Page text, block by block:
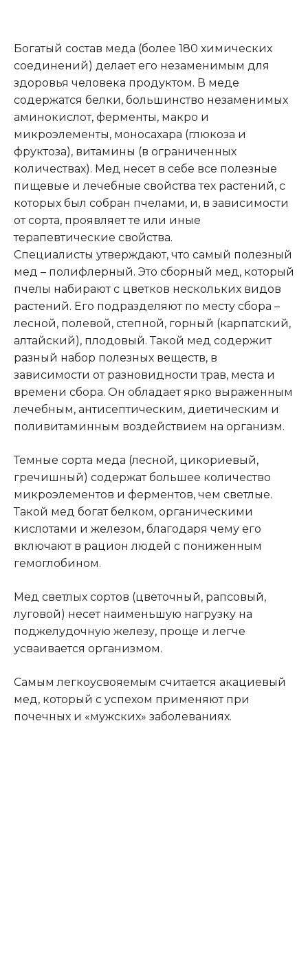
Богатый состав меда (более 180 химических
соединений) делает его незаменимым для
здоровья человека продуктом. В меде
содержатся белки, большинство незаменимых
аминокислот, ферменты, макро и
микроэлементы, моносахара (глюкоза и
фруктоза), витамины (в ограниченных
количествах). Мед несет в себе все полезные
пищевые и лечебные свойства тех растений, с
которых был собран пчелами, и, в зависимости
от сорта, проявляет те или иные
терапевтические свойства.
Специалисты утверждают, что самый полезный
мед – полифлерный. Это сборный мед, который
пчелы набирают с цветков нескольких видов
растений. Его подразделяют по месту сбора –
лесной, полевой, степной, горный (карпатский,
алтайский), плодовый. Такой мед содержит
разный набор полезных веществ, в
зависимости от разновидности трав, места и
времени сбора. Он обладает ярко выраженным
лечебным, антисептическим, диетическим и
поливитаминным воздействием на организм.
Темные сорта меда (лесной, цикориевый,
гречишный) содержат большее количество
микроэлементов и ферментов, чем светлые.
Такой мед богат белком, органическими
кислотами и железом, благодаря чему его
включают в рацион людей с пониженным
гемоглобином.
Мед светлых сортов (цветочный, рапсовый,
луговой) несет наименьшую нагрузку на
поджелудочную железу, проще и легче
усваивается организмом.
Самым легкоусвояемым считается акациевый
мед, который с успехом применяют при
почечных и «мужских» заболеваниях.